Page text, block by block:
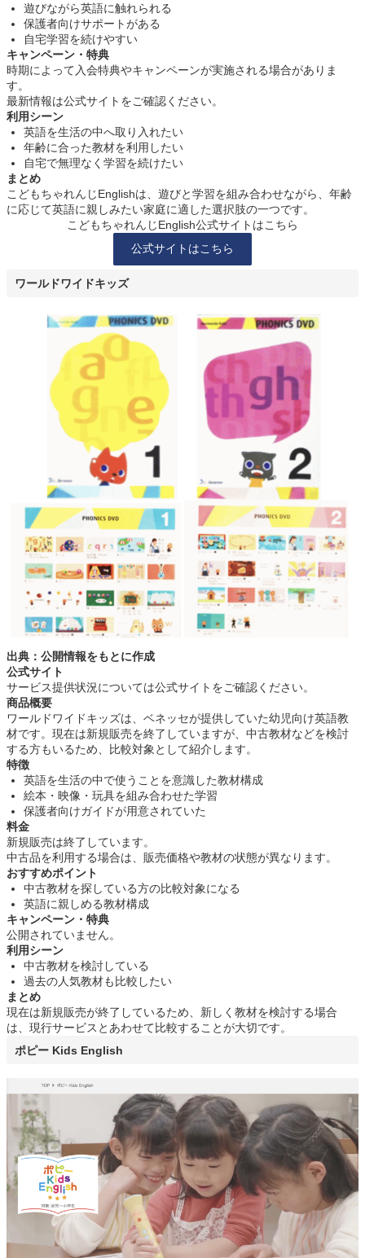
遊びながら英語に触れられる
保護者向けサポートがある
自宅学習を続けやすい
キャンペーン・特典
時期によって入会特典やキャンペーンが実施される場合がありま
す。
最新情報は公式サイトをご確認ください。
利用シーン
英語を生活の中へ取り入れたい
年齢に合った教材を利用したい
自宅で無理なく学習を続けたい
まとめ
こどもちゃれんじEnglishは、遊びと学習を組み合わせながら、年齢
に応じて英語に親しみたい家庭に適した選択肢の一つです。
こどもちゃれんじEnglish公式サイトはこちら
公式サイトはこちら
ワールドワイドキッズ
出典：公開情報をもとに作成
公式サイト
サービス提供状況については公式サイトをご確認ください。
商品概要
ワールドワイドキッズは、ベネッセが提供していた幼児向け英語教
材です。現在は新規販売を終了していますが、中古教材などを検討
する方もいるため、比較対象として紹介します。
特徴
英語を生活の中で使うことを意識した教材構成
絵本・映像・玩具を組み合わせた学習
保護者向けガイドが用意されていた
料金
新規販売は終了しています。
中古品を利用する場合は、販売価格や教材の状態が異なります。
おすすめポイント
中古教材を探している方の比較対象になる
英語に親しめる教材構成
キャンペーン・特典
公開されていません。
利用シーン
中古教材を検討している
過去の人気教材も比較したい
まとめ
現在は新規販売が終了しているため、新しく教材を検討する場合
は、現行サービスとあわせて比較することが大切です。
ポピー Kids English